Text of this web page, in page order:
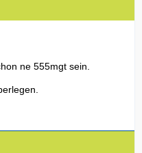
ne 555mgt sein.